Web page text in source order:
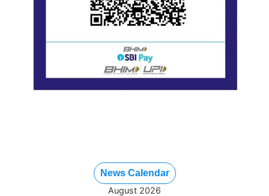
News Calendar
August 2026